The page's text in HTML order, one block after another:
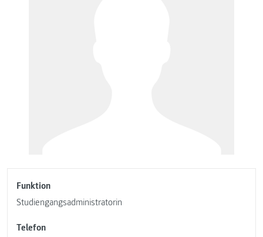
Funktion
Studiengangsadministratorin
Telefon